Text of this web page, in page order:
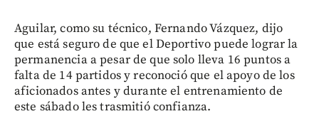
Aguilar, como su técnico, Fernando Vázquez, dijo
que está seguro de que el Deportivo puede lograr la
permanencia a pesar de que solo lleva 16 puntos a
falta de 14 partidos y reconoció que el apoyo de los
aficionados antes y durante el entrenamiento de
este sábado les trasmitió confianza.